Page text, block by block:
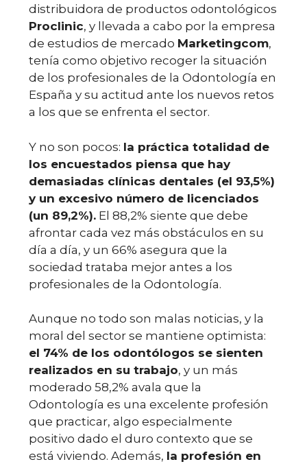
distribuidora de productos odontológicos
Proclinic, y llevada a cabo por la empresa
de estudios de mercado Marketingcom,
tenía como objetivo recoger la situación
de los profesionales de la Odontología en
España y su actitud ante los nuevos retos
a los que se enfrenta el sector.
Y no son pocos: la práctica totalidad de
los encuestados piensa que hay
demasiadas clínicas dentales (el 93,5%)
y un excesivo número de licenciados
(un 89,2%). El 88,2% siente que debe
afrontar cada vez más obstáculos en su
día a día, y un 66% asegura que la
sociedad trataba mejor antes a los
profesionales de la Odontología.
Aunque no todo son malas noticias, y la
moral del sector se mantiene optimista:
el 74% de los odontólogos se sienten
realizados en su trabajo, y un más
moderado 58,2% avala que la
Odontología es una excelente profesión
que practicar, algo especialmente
positivo dado el duro contexto que se
está viviendo. Además, la profesión en